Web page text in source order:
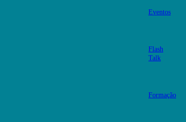
Eventos
Flash
Talk
Formação